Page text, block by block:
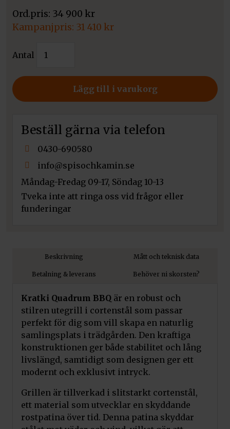
34 900 kr
Det
priset
34
900 kr.
31 410 kr
nuvarande
är:
31
Antal
Quadrum
Lägg till i varukorg
Beställ gärna via telefon
0430-690580
info@spisochkamin.se
Måndag-Fredag 09-17, Söndag 10-13
Tveka inte att ringa oss vid frågor eller
funderingar
Beskrivning Mått och teknisk data
Betalning & leverans Behöver ni skorsten?
Kratki Quadrum BBQ är en robust och
stilren utegrill i cortenstål som passar
perfekt för dig som vill skapa en naturlig
samlingsplats i trädgården. Den kraftiga
konstruktionen ger både stabilitet och lång
livslängd, samtidigt som designen ger ett
modernt och exklusivt intryck.
Grillen är tillverkad i slitstarkt cortenstål,
ett material som utvecklar en skyddande
rostpatina över tid. Denna patina skyddar